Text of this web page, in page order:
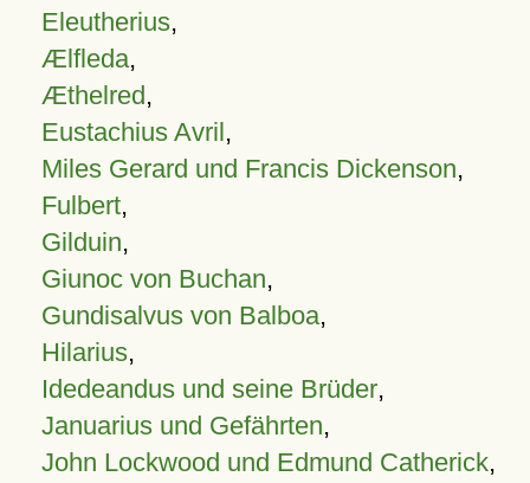
Eleutherius,
Ælfleda,
Æthelred,
Eustachius Avril,
Miles Gerard und Francis Dickenson,
Fulbert,
Gilduin,
Giunoc von Buchan,
Gundisalvus von Balboa,
Hilarius,
Idedeandus und seine Brüder,
Januarius und Gefährten,
John Lockwood und Edmund Catherick,